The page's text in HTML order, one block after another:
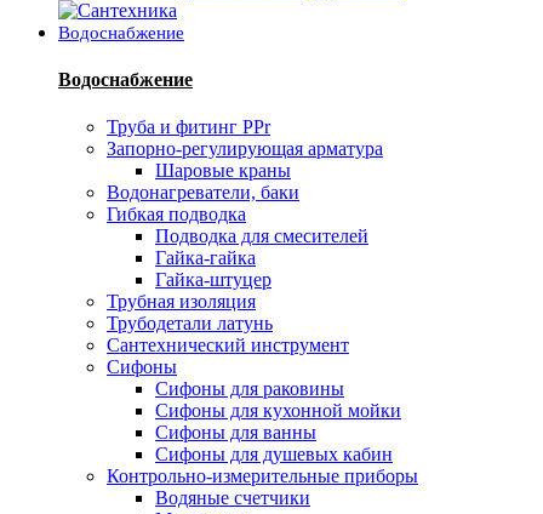
Водоснабжение
Водоснабжение
Труба и фитинг PPr
Запорно-регулирующая арматура
Шаровые краны
Водонагреватели, баки
Гибкая подводка
Подводка для смесителей
Гайка-гайка
Гайка-штуцер
Трубная изоляция
Трубодетали латунь
Сантехнический инструмент
Сифоны
Сифоны для раковины
Сифоны для кухонной мойки
Сифоны для ванны
Сифоны для душевых кабин
Контрольно-измерительные приборы
Водяные счетчики